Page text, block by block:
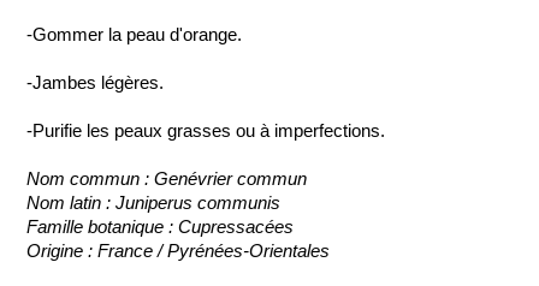
-Gommer la peau d'orange.
-Jambes légères.
-Purifie les peaux grasses ou à imperfections.
Nom commun : Genévrier commun
Nom latin : Juniperus communis
Famille botanique : Cupressacées
Origine : France / Pyrénées-Orientales